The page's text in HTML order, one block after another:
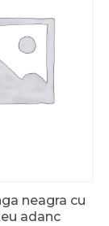
neagra cu
adanc